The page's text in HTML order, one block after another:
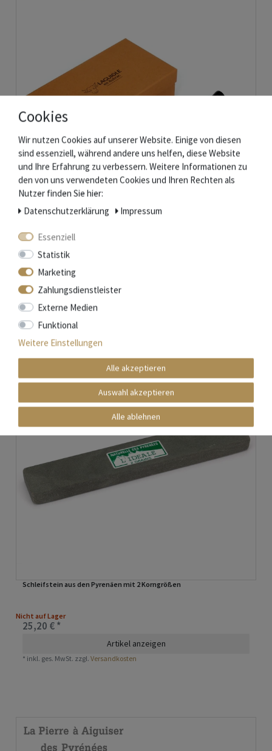
Laguiole en Aubrac - Messerbänkchen aus Büffelhorn - 6er Set
61,10 € *
Schleifstein aus den Pyrenäen mit 2 Korngrößen
Nicht auf Lager
25,20 € *
Artikel anzeigen
* inkl. ges. MwSt. zzgl.Versandkosten
Cookies
Wir nutzen Cookies auf unserer Website. Einige von diesen
sind essenziell, während andere uns helfen, diese Website
und Ihre Erfahrung zu verbessern. Weitere Informationen zu
den von uns verwendeten Cookies und Ihren Rechten als
Nutzer finden Sie hier:
Daten­schutz­erklärung
Impressum
Essenziell
Statistik
Marketing
Zahlungsdienstleister
Externe Medien
Funktional
Weitere Einstellungen
Alle akzeptieren
Auswahl akzeptieren
Alle ablehnen